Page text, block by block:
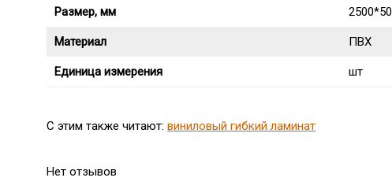
Размер, мм 2500*50
Материал ПВХ
Единица измерения шт
C этим также читают: виниловый гибкий ламинат
Нет отзывов